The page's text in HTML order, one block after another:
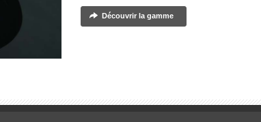
Découvrir la gamme